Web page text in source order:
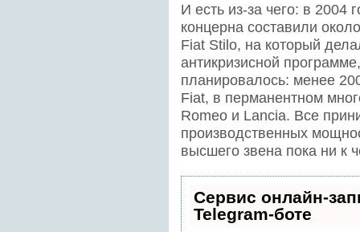
И есть из-за чего: в 2004
концерна составили
Fiat Stilo, на который
антикризисной
планировалось: менее
Fiat, в перманентном
Romeo и Lancia. Все
производственных
высшего звена пока ни к
Сервис онлайн-
Telegram-боте